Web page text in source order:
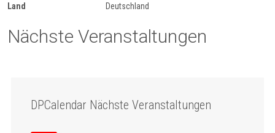
Land Deutschland
Nächste Veranstaltungen
DPCalendar Nächste Veranstaltungen